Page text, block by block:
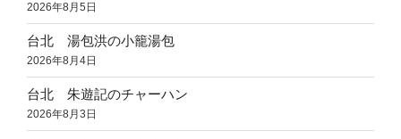
2026年8月5日
台北 湯包洪の小籠湯包
2026年8月4日
台北 朱遊記のチャーハン
2026年8月3日